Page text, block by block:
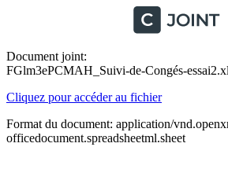
Document joint:
FGlm3ePCMAH_Suivi-de-Congés-
Cliquez pour accéder au fichier
Format du document: application/
officedocument.spreadsheetml.sheet